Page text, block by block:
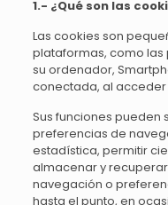
1.- ¿Qué son las
Las cookies son
plataformas, como las
su ordenador,
conectada, al acceder
Sus funciones pueden
preferencias de
estadística, permitir
almacenar y
navegación o
hasta el punto, en